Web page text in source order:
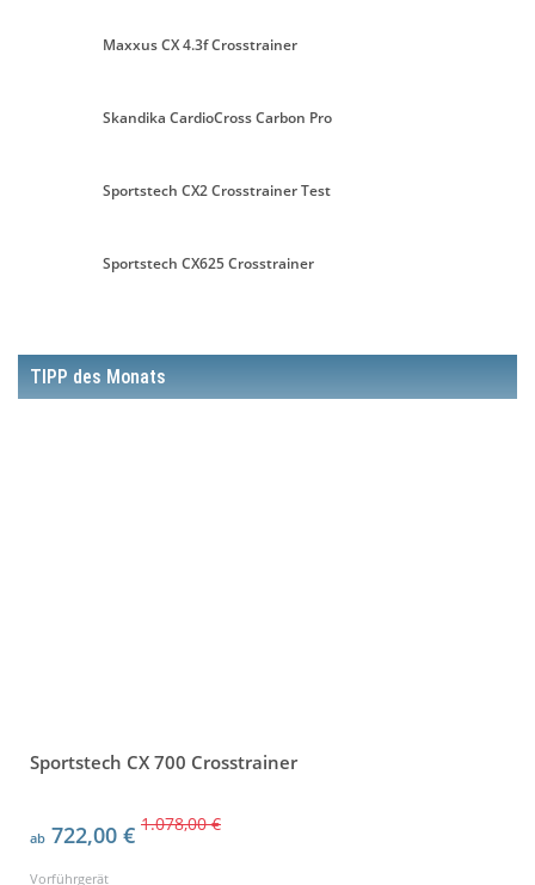
Maxxus CX 4.3f Crosstrainer
Skandika CardioCross Carbon Pro
Sportstech CX2 Crosstrainer Test
Sportstech CX625 Crosstrainer
TIPP des Monats
Sportstech CX 700 Crosstrainer
ab 722,00 € 1.078,00 €
Vorführgerät